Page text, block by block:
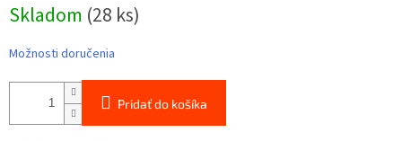
cena:
Skladom (28 ks)
Možnosti doručenia
Pridať do košíka